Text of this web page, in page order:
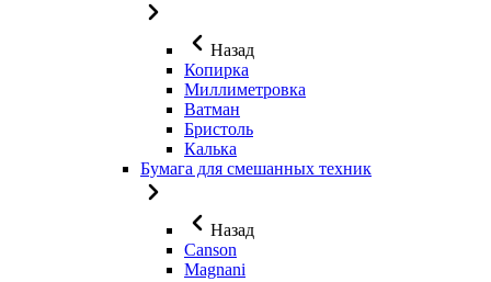
Назад
Копирка
Миллиметровка
Ватман
Бристоль
Калька
Бумага для смешанных техник
Назад
Canson
Magnani